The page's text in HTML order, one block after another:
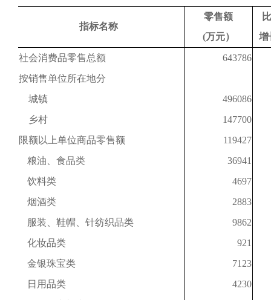
指标名称
零售额
(万元）
增
社会消费品零售总额
643786
按销售单位所在地分
城镇
496086
乡村
147700
限额以上单位商品零售额
119427
粮油、食品类
36941
饮料类
4697
烟酒类
2883
服装、鞋帽、针纺织品类
9862
化妆品类
921
金银珠宝类
7123
日用品类
4230